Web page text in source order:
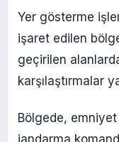
Yer gösterme
işaret edilen
geçirilen
karşılaştırmalar
Bölgede,